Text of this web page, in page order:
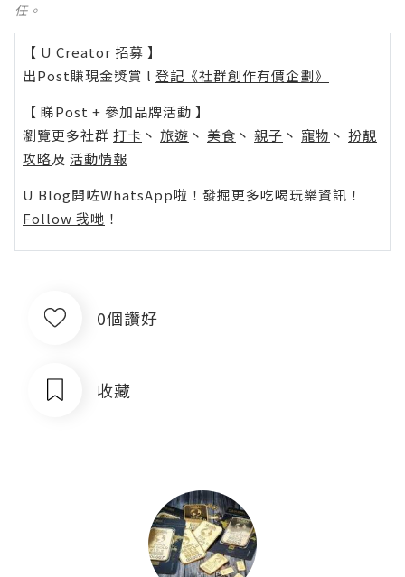
任。
【 U Creator 招募 】
出Post賺現金獎賞 l 登記《社群創作有價企劃》
【 睇Post + 參加品牌活動 】
瀏覽更多社群 打卡 丶 旅遊 丶 美食 丶 親子 丶 寵物 丶 扮靚
攻略及 活動情報
U Blog開咗WhatsApp啦！發掘更多吃喝玩樂資訊！
Follow 我哋 ！
0個讚好
收藏